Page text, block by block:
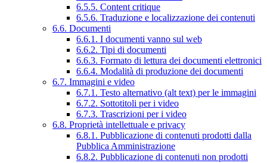
6.5.5. Content critique
6.5.6. Traduzione e localizzazione dei contenuti
6.6. Documenti
6.6.1. I documenti vanno sul web
6.6.2. Tipi di documenti
6.6.3. Formato di lettura dei documenti elettronici
6.6.4. Modalità di produzione dei documenti
6.7. Immagini e video
6.7.1. Testo alternativo (alt text) per le immagini
6.7.2. Sottotitoli per i video
6.7.3. Trascrizioni per i video
6.8. Proprietà intellettuale e privacy
6.8.1. Pubblicazione di contenuti prodotti dalla
Pubblica Amministrazione
6.8.2. Pubblicazione di contenuti non prodotti